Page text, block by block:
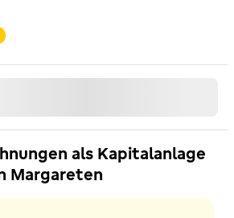
als Kapitalanlage
Margareten